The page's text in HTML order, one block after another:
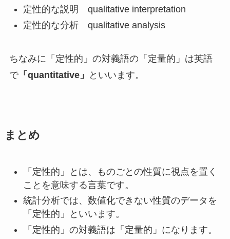
定性的な説明 qualitative interpretation
定性的な分析 qualitative analysis
ちなみに「定性的」の対義語の「定量的」は英語
で「quantitative」 といいます。
まとめ
「定性的」とは、ものごとの性質に視点を置く
ことを意味する言葉です。
統計分析では、数値化できない性質のデータを
「定性的」といいます。
「定性的」の対義語は「定量的」になります。